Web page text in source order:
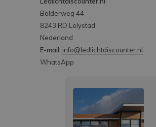
Bolderweg 44
8243 RD Lelystad
Nederland
E-mail: info@ledlichtdiscounter.nl
WhatsApp